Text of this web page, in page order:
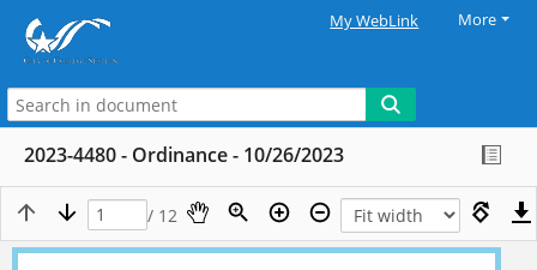
My WebLink More
2023-4480 - Ordinance - 10/26/2023
/ 12